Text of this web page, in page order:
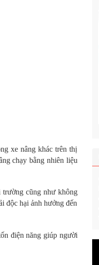
xe nâng khác trên thị
chạy bằng nhiên liệu
trường cũng như không
độc hại ảnh hưởng đến
điện năng giúp người